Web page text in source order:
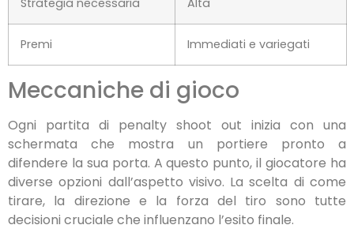
Strategia necessaria Alta
Premi Immediati e variegati
Meccaniche di gioco
Ogni partita di penalty shoot out inizia con una
schermata che mostra un portiere pronto a
difendere la sua porta. A questo punto, il giocatore ha
diverse opzioni dall’aspetto visivo. La scelta di come
tirare, la direzione e la forza del tiro sono tutte
decisioni cruciale che influenzano l’esito finale.